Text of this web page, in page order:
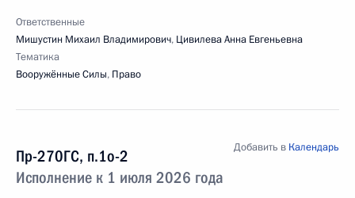
Ответственные
Мишустин Михаил Владимирович, Цивилева Анна Евгеньевна
Тематика
Вооружённые Силы, Право
Пр-270ГС, п.1о-2
Исполнение к 1 июля 2026 года
Добавить в Календарь